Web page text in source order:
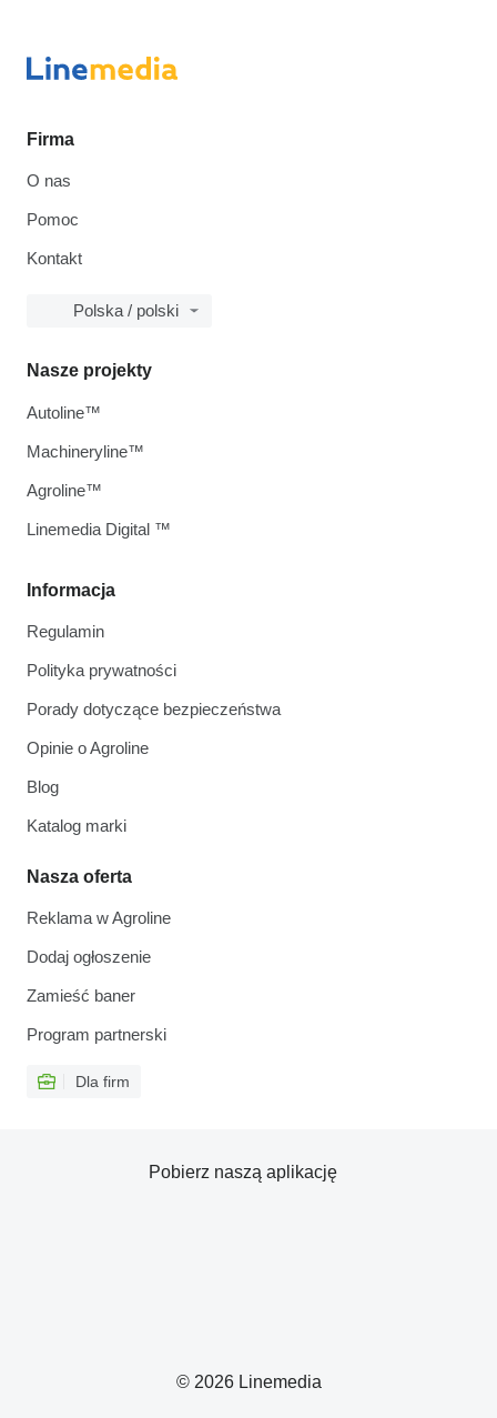
Firma
O nas
Pomoc
Kontakt
Polska / polski
Informacja
Regulamin
Polityka prywatności
Porady dotyczące bezpieczeństwa
Opinie o Agroline
Blog
Katalog marki
Nasza oferta
Reklama w Agroline
Dodaj ogłoszenie
Zamieść baner
Program partnerski
Dla firm
Nasze projekty
Autoline™
Machineryline™
Agroline™
Linemedia Digital ™
© 2026 Linemedia
Pobierz naszą aplikację